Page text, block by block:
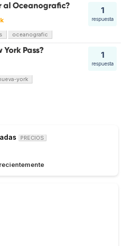
1
respuesta
al Oceanografic?
oceanografic
1
respuesta
Pass?
york
PRECIOS